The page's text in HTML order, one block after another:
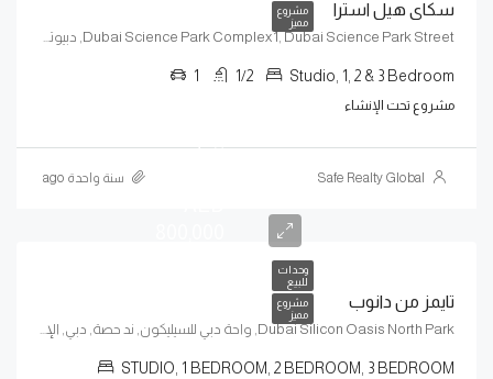
مشروع
مميز
سكاى هيل استرا
Studio, 1, 2 & 3 Bedroom
1/2
1
مشروع تحت الإنشاء
Safe Realty Global سنة واحدة ago
وحدات
للبيع
مشروع
مميز
تبدأ
تايمز من دانوب
STUDIO, 1 BEDROOM, 2 BEDROOM, 3 BEDROOM